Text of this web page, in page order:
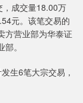
成交量18.00万
元。该笔交易的
方营业部为华泰证
。
生6笔大宗交易，